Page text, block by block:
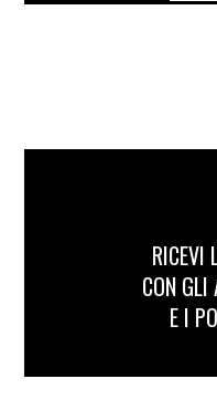
RICEVI
CON GLI
E I